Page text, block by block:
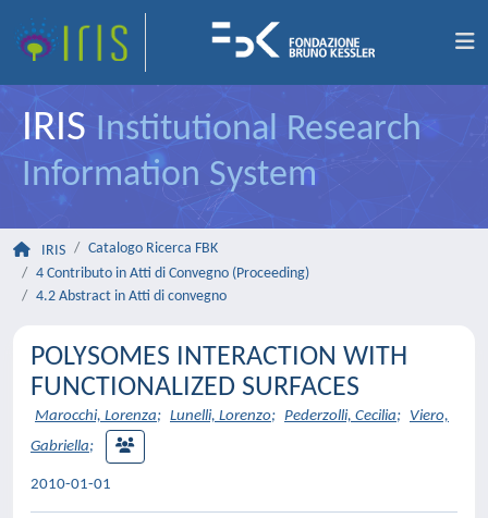
IRIS Institutional Research
Information System
IRIS
Catalogo Ricerca FBK
4 Contributo in Atti di Convegno (Proceeding)
4.2 Abstract in Atti di convegno
POLYSOMES INTERACTION WITH
FUNCTIONALIZED SURFACES
Marocchi, Lorenza; Lunelli, Lorenzo; Pederzolli, Cecilia; Viero,
Gabriella;
2010-01-01